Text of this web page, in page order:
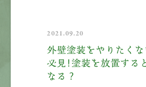
2021.09.20
外壁塗装をやりたく
必見！塗装を放置する
なる？